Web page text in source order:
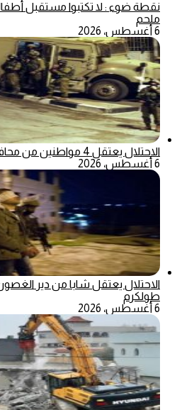
نقطة ضوء : لا تكتبوا مستقبل
ملحم
6 أغسطس، 2026
الاحتلال يعتقل 4 مواطنين من محافظة نابلس
6 أغسطس، 2026
الاحتلال يعتقل شابا من دير
طولكرم
6 أغسطس، 2026